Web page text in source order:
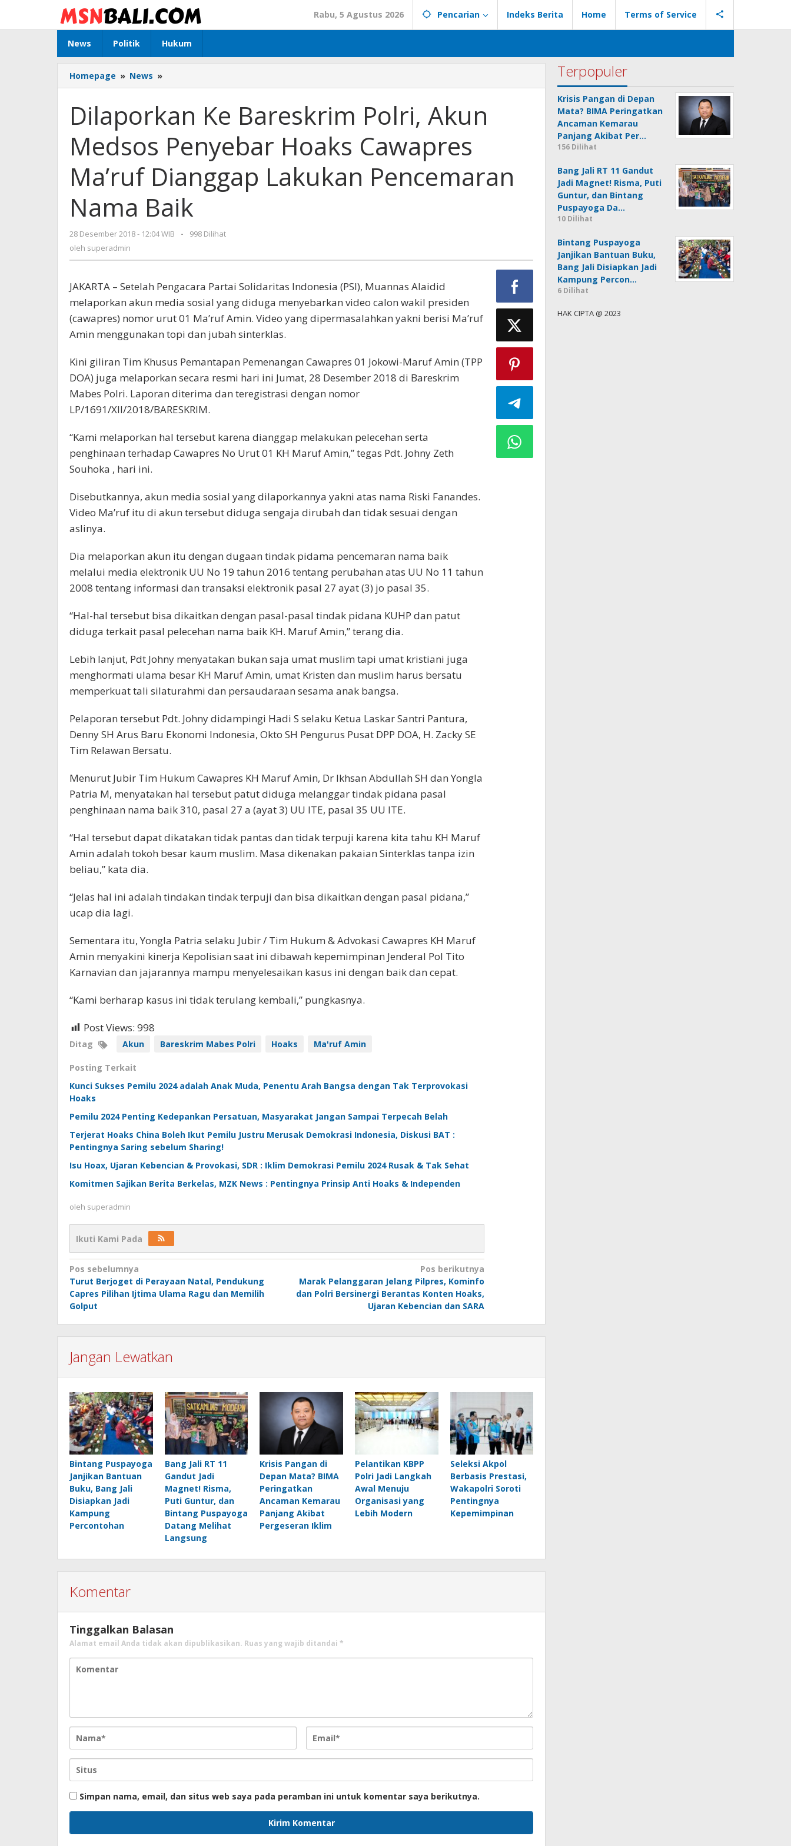
konten
Rabu, 5 Agustus 2026 Pencarian Indeks Berita Home Terms of Service
News Politik Hukum
Homepage » News »
Ke
Polri,
Akun
Medsos
Penyebar
Cawapres
Ma'ruf
Dianggap
Lakukan
Nama
Dilaporkan Ke Bareskrim Polri, Akun
Medsos Penyebar Hoaks Cawapres
Ma’ruf Dianggap Lakukan Pencemaran
Nama Baik
28 Desember 2018 - 12:04 WIB
oleh
-
998 Dilihat
oleh superadmin
JAKARTA – Setelah Pengacara Partai Solidaritas Indonesia (PSI), Muannas Alaidid
melaporkan akun media sosial yang diduga menyebarkan video calon wakil presiden
(cawapres) nomor urut 01 Ma’ruf Amin. Video yang dipermasalahkan yakni berisi Ma’ruf
Amin menggunakan topi dan jubah sinterklas.
Kini giliran Tim Khusus Pemantapan Pemenangan Cawapres 01 Jokowi-Maruf Amin (TPP
DOA) juga melaporkan secara resmi hari ini Jumat, 28 Desember 2018 di Bareskrim
Mabes Polri. Laporan diterima dan teregistrasi dengan nomor
LP/1691/XII/2018/BARESKRIM.
“Kami melaporkan hal tersebut karena dianggap melakukan pelecehan serta
penghinaan terhadap Cawapres No Urut 01 KH Maruf Amin,” tegas Pdt. Johny Zeth
Souhoka , hari ini.
Disebutkannya, akun media sosial yang dilaporkannya yakni atas nama Riski Fanandes.
Video Ma’ruf itu di akun tersebut diduga sengaja dirubah dan tidak sesuai dengan
aslinya.
Dia melaporkan akun itu dengan dugaan tindak pidama pencemaran nama baik
melalui media elektronik UU No 19 tahun 2016 tentang perubahan atas UU No 11 tahun
2008 tentang informasi dan transaksi elektronik pasal 27 ayat (3) jo pasal 35.
“Hal-hal tersebut bisa dikaitkan dengan pasal-pasal tindak pidana KUHP dan patut
diduga terkait pasal pelecehan nama baik KH. Maruf Amin,” terang dia.
Lebih lanjut, Pdt Johny menyatakan bukan saja umat muslim tapi umat kristiani juga
menghormati ulama besar KH Maruf Amin, umat Kristen dan muslim harus bersatu
memperkuat tali silaturahmi dan persaudaraan sesama anak bangsa.
Pelaporan tersebut Pdt. Johny didampingi Hadi S selaku Ketua Laskar Santri Pantura,
Denny SH Arus Baru Ekonomi Indonesia, Okto SH Pengurus Pusat DPP DOA, H. Zacky SE
Tim Relawan Bersatu.
Menurut Jubir Tim Hukum Cawapres KH Maruf Amin, Dr Ikhsan Abdullah SH dan Yongla
Patria M, menyatakan hal tersebut patut diduga melanggar tindak pidana pasal
penghinaan nama baik 310, pasal 27 a (ayat 3) UU ITE, pasal 35 UU ITE.
“Hal tersebut dapat dikatakan tidak pantas dan tidak terpuji karena kita tahu KH Maruf
Amin adalah tokoh besar kaum muslim. Masa dikenakan pakaian Sinterklas tanpa izin
beliau,” kata dia.
“Jelas hal ini adalah tindakan tindak terpuji dan bisa dikaitkan dengan pasal pidana,”
ucap dia lagi.
Sementara itu, Yongla Patria selaku Jubir / Tim Hukum & Advokasi Cawapres KH Maruf
Amin menyakini kinerja Kepolisian saat ini dibawah kepemimpinan Jenderal Pol Tito
Karnavian dan jajarannya mampu menyelesaikan kasus ini dengan baik dan cepat.
“Kami berharap kasus ini tidak terulang kembali,” pungkasnya.
Post Views: 998
Ditag Akun Bareskrim Mabes Polri Hoaks Ma'ruf Amin
Posting Terkait
Kunci Sukses Pemilu 2024 adalah Anak Muda, Penentu Arah Bangsa dengan Tak Terprovokasi
Hoaks
Pemilu 2024 Penting Kedepankan Persatuan, Masyarakat Jangan Sampai Terpecah Belah
Terjerat Hoaks China Boleh Ikut Pemilu Justru Merusak Demokrasi Indonesia, Diskusi BAT :
Pentingnya Saring sebelum Sharing!
Isu Hoax, Ujaran Kebencian & Provokasi, SDR : Iklim Demokrasi Pemilu 2024 Rusak & Tak Sehat
Komitmen Sajikan Berita Berkelas, MZK News : Pentingnya Prinsip Anti Hoaks & Independen
oleh superadmin
Ikuti Kami Pada
Navigasi
pos
Pos sebelumnya
Turut Berjoget di Perayaan Natal, Pendukung
Capres Pilihan Ijtima Ulama Ragu dan Memilih
Golput
Pos berikutnya
Marak Pelanggaran Jelang Pilpres, Kominfo
dan Polri Bersinergi Berantas Konten Hoaks,
Ujaran Kebencian dan SARA
Jangan Lewatkan
Bintang Puspayoga
Janjikan Bantuan
Buku, Bang Jali
Disiapkan Jadi
Kampung
Percontohan
Bang Jali RT 11
Gandut Jadi
Magnet! Risma,
Puti Guntur, dan
Bintang Puspayoga
Datang Melihat
Langsung
Krisis Pangan di
Depan Mata? BIMA
Peringatkan
Ancaman Kemarau
Panjang Akibat
Pergeseran Iklim
Pelantikan KBPP
Polri Jadi Langkah
Awal Menuju
Organisasi yang
Lebih Modern
Seleksi Akpol
Berbasis Prestasi,
Wakapolri Soroti
Pentingnya
Kepemimpinan
Komentar
Tinggalkan Balasan
Alamat email Anda tidak akan dipublikasikan. Ruas yang wajib ditandai *
Simpan nama, email, dan situs web saya pada peramban ini untuk komentar saya berikutnya.
Terpopuler
Krisis Pangan di Depan
Mata? BIMA Peringatkan
Ancaman Kemarau
Panjang Akibat Per…
156 Dilihat
Bang Jali RT 11 Gandut
Jadi Magnet! Risma, Puti
Guntur, dan Bintang
Puspayoga Da…
10 Dilihat
Bintang Puspayoga
Janjikan Bantuan Buku,
Bang Jali Disiapkan Jadi
Kampung Percon…
6 Dilihat
HAK CIPTA @ 2023